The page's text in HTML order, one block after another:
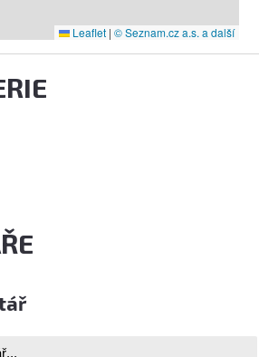
Leaflet | © Seznam.cz a.s. a další